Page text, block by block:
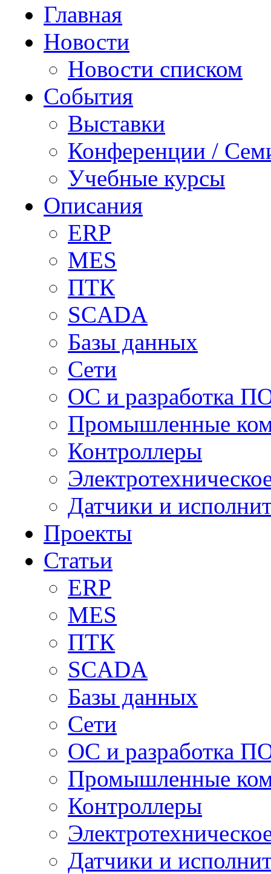
Главная
Новости
Новости списком
События
Выставки
Конференции /
Учебные курсы
Описания
ERP
MES
ПТК
SCADA
Базы данных
Сети
ОС и разработка
Промышленные
Контроллеры
Датчики и
Проекты
Статьи
ERP
MES
ПТК
SCADA
Базы данных
Сети
ОС и разработка
Промышленные
Контроллеры
Датчики и